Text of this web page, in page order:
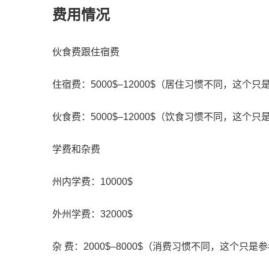
费用情况
伙食费跟住宿费
住宿费：5000$–12000$（居住习惯不同，这个只是
伙食费：5000$–12000$（饮食习惯不同，这个只是
学费和杂费
州内学费：10000$
外州学费：32000$
杂 费：2000$–8000$（消费习惯不同，这个只是参